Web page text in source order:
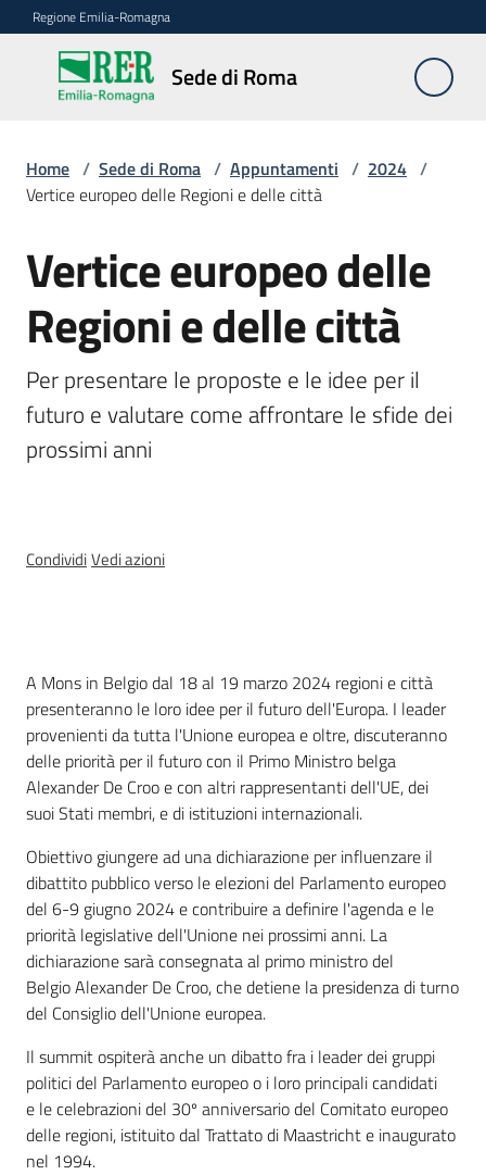
Vai al contenuto
Vai alla navigazione
Vai al footer
Regione Emilia-Romagna
Sede di Roma
Sede
di
Servizi
della
Conferenze
interistituzionali
Newsletter
Seguici
su
Regione
Emilia-
Romagna
Home / Sede di Roma / Appuntamenti / 2024 /
Vertice europeo delle Regioni e delle città
Salta al contenuto
Vertice europeo delle
Regioni e delle città
Per presentare le proposte e le idee per il
futuro e valutare come affrontare le sfide dei
prossimi anni
CondividiVedi azioni
Cos'è
A Mons in Belgio dal 18 al 19 marzo 2024 regioni e città
presenteranno le loro idee per il futuro dell'Europa. I leader
provenienti da tutta l'Unione europea e oltre, discuteranno
delle priorità per il futuro con il Primo Ministro belga
Alexander De Croo e con altri rappresentanti dell'UE, dei
suoi Stati membri, e di istituzioni internazionali.
Obiettivo giungere ad una dichiarazione per influenzare il
dibattito pubblico verso le elezioni del Parlamento europeo
del 6-9 giugno 2024 e contribuire a definire l'agenda e le
priorità legislative dell'Unione nei prossimi anni. La
dichiarazione sarà consegnata al primo ministro del
Belgio Alexander De Croo, che detiene la presidenza di turno
del Consiglio dell'Unione europea.
Il summit ospiterà anche un dibatto fra i leader dei gruppi
politici del Parlamento europeo o i loro principali candidati
e le celebrazioni del 30º anniversario del Comitato europeo
delle regioni, istituito dal Trattato di Maastricht e inaugurato
nel 1994.